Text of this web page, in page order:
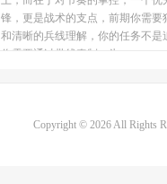
锋，更是战术的支点，前期你需
和清晰的兵线理解，你的任务不
你需要通过带线牵制，为...
Copyright © 2026 All Rights